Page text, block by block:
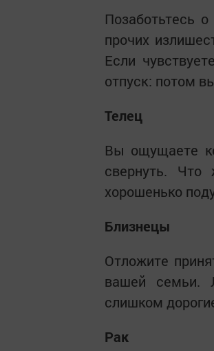
Позаботьтесь
прочих
Если
отпуск: потом
Телец
Вы ощущаете
свернуть.
хорошенько
Близнецы
Отложите
вашей семьи.
слишком
Рак